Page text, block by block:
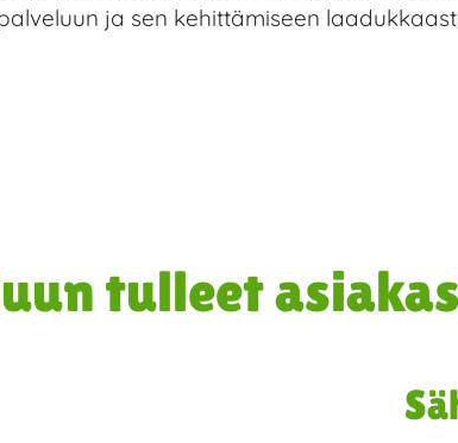
ja sen kehittämiseen
tulleet